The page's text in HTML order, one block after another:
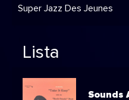
Super Jazz Des Jeunes
Lista
Sounds